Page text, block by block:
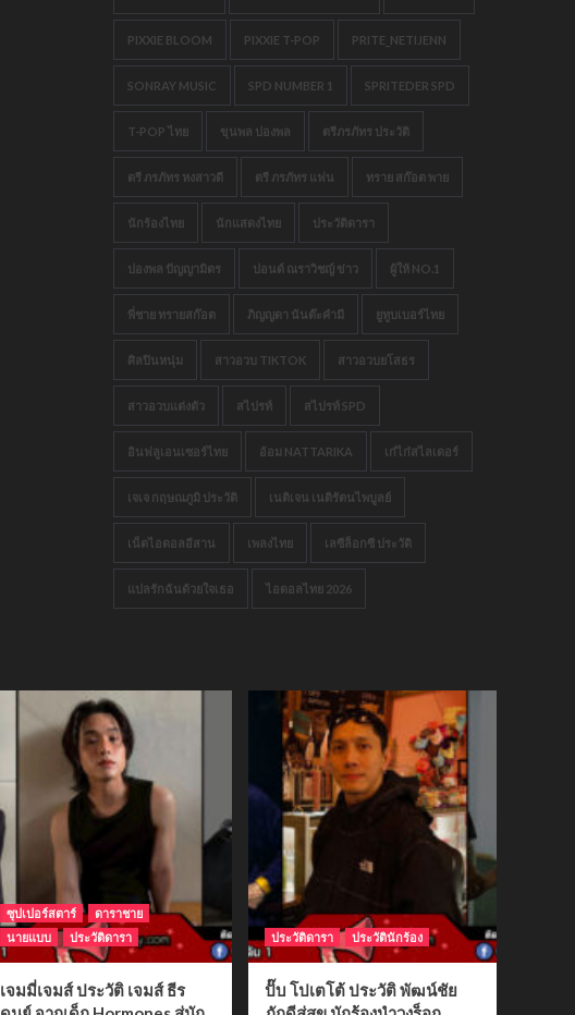
PIXXIE BLOOM PIXXIE T-POP PRITE_NETIJENN
SONRAY MUSIC SPD NUMBER 1 SPRITEDER SPD
T-POP ไทย ขุนพล ปองพล ตรีภรภัทร ประวัติ
ตรี ภรภัทร หงสาวดี ตรี ภรภัทร แฟน ทราย สก๊อต พาย
นักร้องไทย นักแสดงไทย ประวัติดารา
ปองพล ปัญญามิตร ปอนด์ ณราวิชญ์ ข่าว ผู้ให้ NO.1
พี่ชาย ทรายสก๊อต ภิญญดา นันต๊ะคำมี ยูทูบเบอร์ไทย
ศิลปินหนุ่ม สาวอวบ TIKTOK สาวอวบยโสธร
สาวอวบแต่งตัว สไปรท์ สไปรท์ SPD
อินฟลูเอนเซอร์ไทย อ้อม NATTARIKA เก๋ไก๋สไลเดอร์
เจเจ กฤษณภูมิ ประวัติ เนติเจน เนติรัตนไพบูลย์
เน็ตไอดอลอีสาน เพลงไทย เลซีล็อกซี ประวัติ
แปลรักฉันด้วยใจเธอ ไอดอลไทย 2026
ซุปเปอร์สตาร์
ดาราชาย
นายแบบ
ประวัติดารา
เจมมี่เจมส์ ประวัติ เจมส์ ธีร
ประวัติดารา ประวัตินักร้อง
ปั๊บ โปเตโต้ ประวัติ พัฒน์ชัย